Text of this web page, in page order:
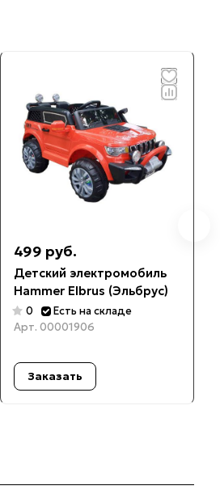
499 руб.
Детский электромобиль
Hammer Elbrus (Эльбрус)
0
Есть на складе
Арт. 00001906
Заказать